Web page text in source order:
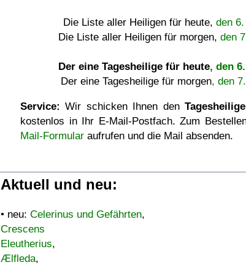
Die Liste aller Heiligen für heute, den
Die Liste aller Heiligen für morgen, den
Der eine Tagesheilige für heute, den
Der eine Tagesheilige für morgen, den
Service: Wir schicken Ihnen den
kostenlos in Ihr E-Mail-Postfach. Zum
Mail-Formular aufrufen und die Mail absenden.
Aktuell und neu:
• neu: Celerinus und Gefährten,
Crescens
Eleutherius,
Ælfleda,